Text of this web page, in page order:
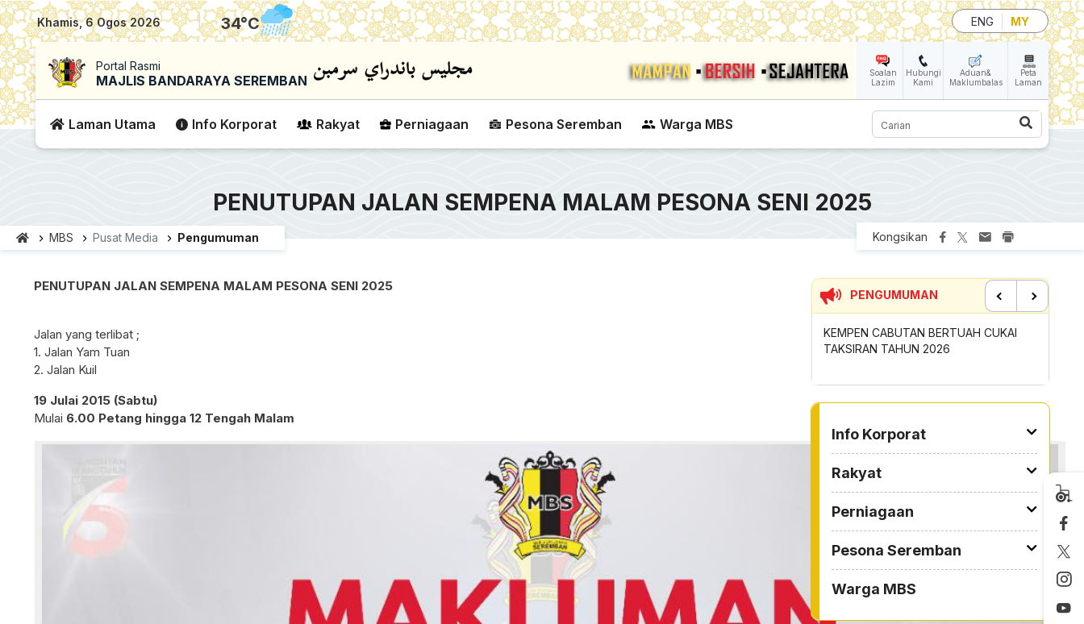
Skip to main content
Khamis, 6 Ogos 2026 | 34°C ENG MY
Portal Rasmi
MAJLIS BANDARAYA SEREMBAN
Soalan
Lazim
Hubungi
Kami
Aduan&
Maklumbalas
Peta
Laman
Laman Utama Info Korporat Rakyat Perniagaan Pesona Seremban Warga MBS Carian
PENUTUPAN JALAN SEMPENA MALAM PESONA SENI 2025
MBS Pusat Media Pengumuman Kongsikan
PENUTUPAN JALAN SEMPENA MALAM PESONA SENI 2025
Jalan yang terlibat ;
1. Jalan Yam Tuan
2. Jalan Kuil
19 Julai 2015 (Sabtu)
Mulai 6.00 Petang hingga 12 Tengah Malam
PENGUMUMAN
SUMBANGAN INSENTIF AKTIVITI
GOTONG-ROYONG MBS TAHUN 2026
Info Korporat
Rakyat
Perniagaan
Pesona Seremban
Warga MBS